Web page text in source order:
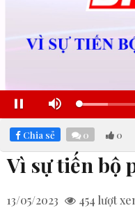
Pause Mute Loaded:
19.63%
Chia sẻ 0 0
Vì sự tiến bộ
13/05/2023 454 lượt